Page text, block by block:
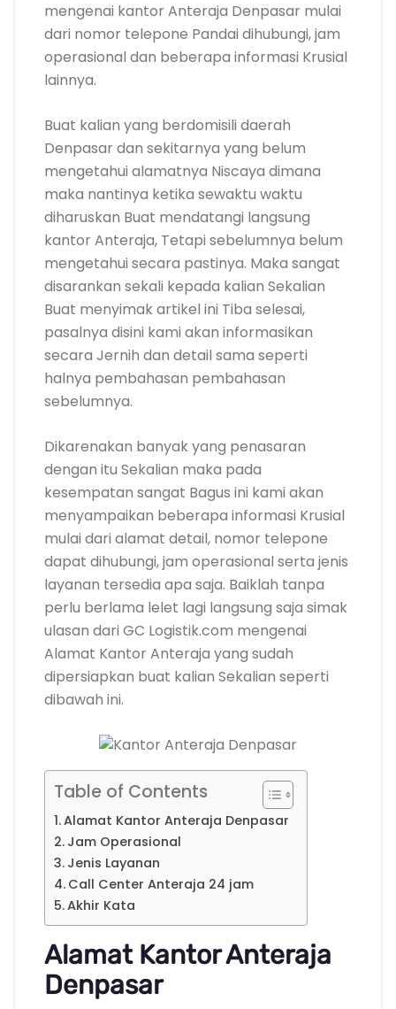
mengenai kantor Anteraja Denpasar mulai
dari nomor telepone Pandai dihubungi, jam
operasional dan beberapa informasi Krusial
lainnya.
Buat kalian yang berdomisili daerah
Denpasar dan sekitarnya yang belum
mengetahui alamatnya Niscaya dimana
maka nantinya ketika sewaktu waktu
diharuskan Buat mendatangi langsung
kantor Anteraja, Tetapi sebelumnya belum
mengetahui secara pastinya. Maka sangat
disarankan sekali kepada kalian Sekalian
Buat menyimak artikel ini Tiba selesai,
pasalnya disini kami akan informasikan
secara Jernih dan detail sama seperti
halnya pembahasan pembahasan
sebelumnya.
Dikarenakan banyak yang penasaran
dengan itu Sekalian maka pada
kesempatan sangat Bagus ini kami akan
menyampaikan beberapa informasi Krusial
mulai dari alamat detail, nomor telepone
dapat dihubungi, jam operasional serta jenis
layanan tersedia apa saja. Baiklah tanpa
perlu berlama lelet lagi langsung saja simak
ulasan dari GC Logistik.com mengenai
Alamat Kantor Anteraja yang sudah
dipersiapkan buat kalian Sekalian seperti
dibawah ini.
Table of Contents
Alamat Kantor Anteraja Denpasar
Jam Operasional
Jenis Layanan
Call Center Anteraja 24 jam
Akhir Kata
Alamat Kantor Anteraja
Denpasar